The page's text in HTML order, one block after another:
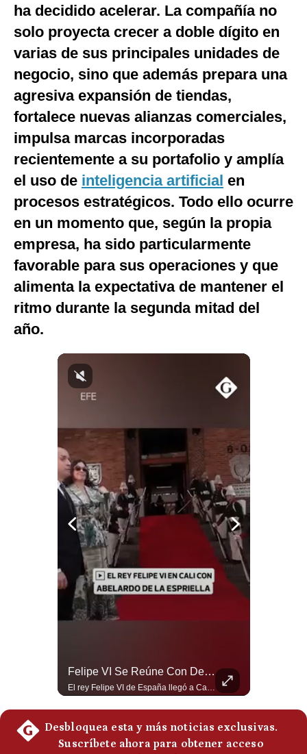
G de Gestión
Notas Contratadas
Podcast
Gestión TV
Fotogalerías
¿quiénes
Somos?
Términos
Y
Condiciones
Política
De
Privacidad
ha decidido acelerar. La compañía no
solo proyecta crecer a doble dígito en
varias de sus principales unidades de
negocio, sino que además prepara una
agresiva expansión de tiendas,
fortalece nuevas alianzas comerciales,
impulsa marcas incorporadas
recientemente a su portafolio y amplía
el uso de inteligencia artificial en
procesos estratégicos. Todo ello ocurre
en un momento que, según la propia
empresa, ha sido particularmente
favorable para sus operaciones y que
alimenta la expectativa de mantener el
ritmo durante la segunda mitad del
año.
Felipe VI Se Reúne Con De La Espriella Antes De La Investidura | Gestión Mundo